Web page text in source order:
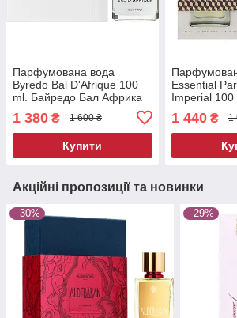
Парфумована вода
Byredo Bal D'Afrique 100
ml. Байредо Бал Африка
1 380 ₴ 1 600 ₴
Купити
Essential
Imperial 100
Бойс
1 440₴ 1
Акційні пропозиції та новинки
–30% –29%